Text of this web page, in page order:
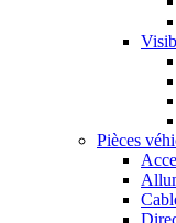
Pièces